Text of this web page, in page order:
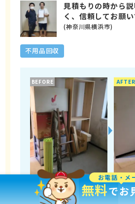
見積もりの時から
く、信頼してお願い
(神奈川県横浜市)
不用品回収
BEFORE AFTER
お電話・メ
無料でお